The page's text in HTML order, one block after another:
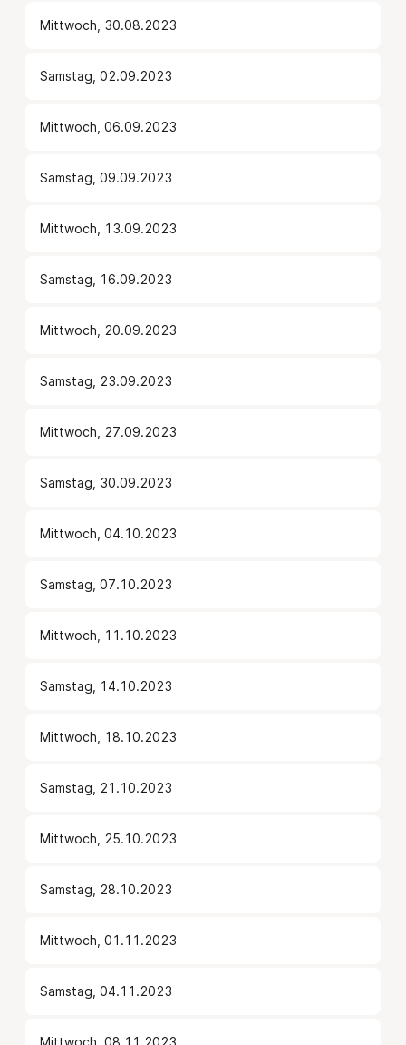
Mittwoch, 30.08.2023
Samstag, 02.09.2023
Mittwoch, 06.09.2023
Samstag, 09.09.2023
Mittwoch, 13.09.2023
Samstag, 16.09.2023
Mittwoch, 20.09.2023
Samstag, 23.09.2023
Mittwoch, 27.09.2023
Samstag, 30.09.2023
Mittwoch, 04.10.2023
Samstag, 07.10.2023
Mittwoch, 11.10.2023
Samstag, 14.10.2023
Mittwoch, 18.10.2023
Samstag, 21.10.2023
Mittwoch, 25.10.2023
Samstag, 28.10.2023
Mittwoch, 01.11.2023
Samstag, 04.11.2023
Mittwoch, 08.11.2023